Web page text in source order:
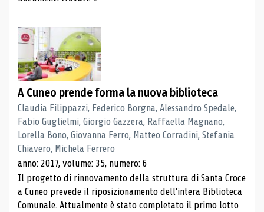
A Cuneo prende forma la nuova biblioteca
Claudia Filippazzi, Federico Borgna, Alessandro Spedale,
Fabio Guglielmi, Giorgio Gazzera, Raffaella Magnano,
Lorella Bono, Giovanna Ferro, Matteo Corradini, Stefania
Chiavero, Michela Ferrero
anno: 2017, volume: 35, numero: 6
Il progetto di rinnovamento della struttura di Santa Croce
a Cuneo prevede il riposizionamento dell'intera Biblioteca
Comunale. Attualmente è stato completato il primo lotto